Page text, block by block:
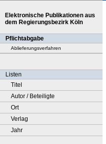
Elektronische Publikationen aus
dem Regierungsbezirk Köln
Pflichtabgabe
Ablieferungsverfahren
Listen
Titel
Autor / Beteiligte
Ort
Verlag
Jahr